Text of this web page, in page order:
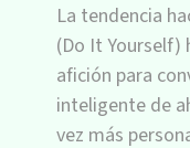
La tendencia
(Do It Yourself)
afición para
inteligente de
vez más